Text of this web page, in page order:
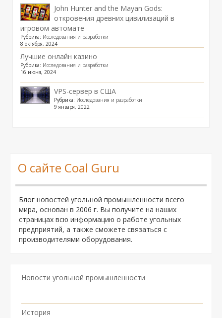
John Hunter and the Mayan Gods:
откровения древних цивилизаций в
игровом автомате
Рубрика: Исследования и разработки
8 октября, 2024
Лучшие онлайн казино
Рубрика: Исследования и разработки
16 июня, 2024
VPS-сервер в США
Рубрика: Исследования и разработки
9 января, 2022
О сайте Coal Guru
Блог новостей угольной промышленности всего
мира, основан в 2006 г. Вы получите на наших
страницах всю информацию о работе угольных
предприятий, а также сможете связаться с
производителями оборудования.
Новости угольной промышленности
История